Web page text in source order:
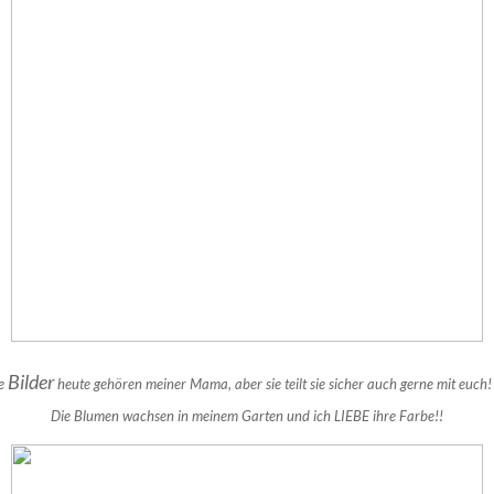
Bilderheute gehören meiner Mama, aber sie teilt sie sicher auch gerne mit euch!
Die Blumen wachsen in meinem Garten und ich LIEBE ihre Farbe!!